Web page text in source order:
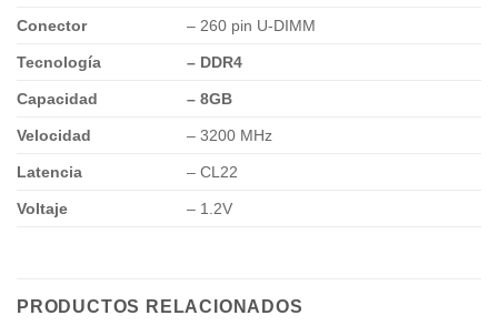
Conector – 260 pin U-DIMM
Tecnología – DDR4
Capacidad – 8GB
Velocidad – 3200 MHz
Latencia – CL22
Voltaje – 1.2V
PRODUCTOS RELACIONADOS